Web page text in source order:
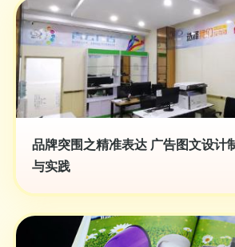
品牌突围之精准表达 广告图文设计
与实践